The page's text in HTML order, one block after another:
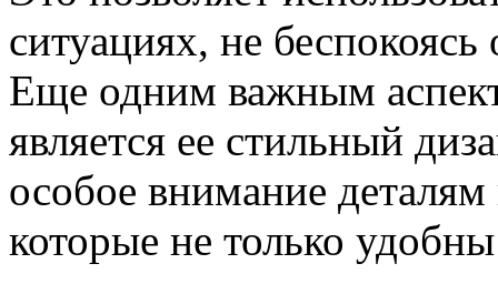
ситуациях, не
Еще одним важным
является ее стильный
особое внимание
которые не только